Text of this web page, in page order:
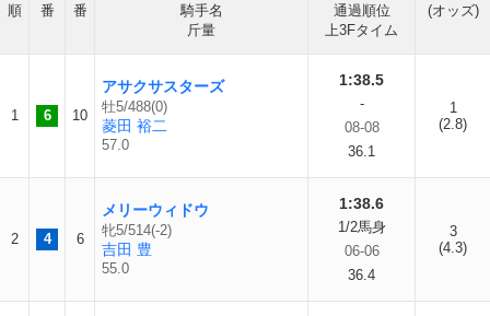
順
番
番
騎手名
斤量
通過順位
上3Fタイム
(オッズ)
1 6 10
アサクサスターズ
牡5/488(0)
菱田 裕二
57.0
1:38.5
-
08-08
36.1
1
(2.8)
2 4 6
メリーウィドウ
牝5/514(-2)
吉田 豊
55.0
1:38.6
1/2馬身
06-06
36.4
3
(4.3)